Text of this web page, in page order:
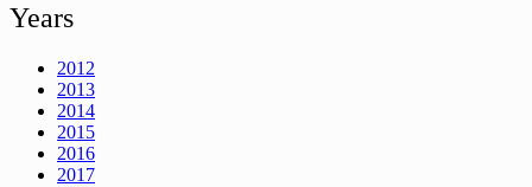
Years
2012
2013
2014
2015
2016
2017